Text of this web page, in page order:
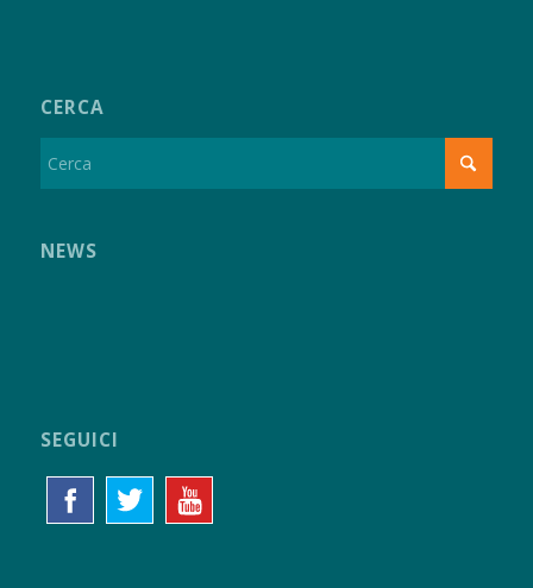
CERCA
NEWS
SEGUICI